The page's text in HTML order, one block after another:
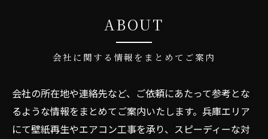
会社に関する情報をまとめてご案内
ABOUT
会社の所在地や連絡先など、ご依頼にあたって参考とな
るような情報をまとめてご案内いたします。兵庫エリア
にて壁紙再生やエアコン工事を承り、スピーディーな対